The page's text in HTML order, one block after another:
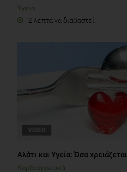
Υγεία
2 λεπτά να διαβαστεί
VIDEO
Αλάτι και Υγεία: Όσα
Καρδιαγγειακά